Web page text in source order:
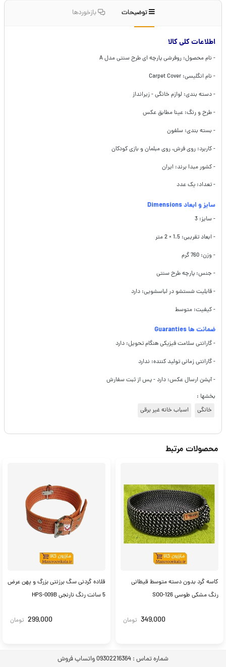
توضیحات بازخوردها
اطلاعات کلی کالا
- نام محصول: روفرشی پارچه ای طرح سنتی مدل A
- نام انگلیسی: Carpet Cover
- دسته بندی: لوازم خانگی - زیرانداز
- طرح و رنگ: عینا مطابق عکس
- بسته بندی: سلفون
- کاربرد: روی فرش، روی مبلمان و بازی کودکان
- کشور مبدا برند: ایران
- تعداد: یک عدد
سایز و ابعاد Dimensions
- سایز: 3
- ابعاد تقریبی: 1.5 × 2 متر
- وزن: 760 گرم
- جنس: پارچه طرح سنتی
- قابلیت شستشو در لباسشویی: دارد
- کیفیت: متوسط
ضمانت ها Guaranties
- گارانتی سلامت فیزیکی هنگام تحویل: دارد
- گارانتی زمانی تولید کننده: ندارد
- آپشن ارسال عکس: دارد - پس از ثبت سفارش
بخشها :
خانگی
اسباب خانه غیر برقی
محصولات مرتبط
کاسه گرد بدون دسته متوسط قیطانی
رنگ مشکی طوسی SOO-126
349,000 تومان
قلاده گردنی سگ برزنتی بزرگ و پهن عرض
5 سانت رنگ نارنجی HPS-009B
299,000 تومان
شماره تماس : 09302216364 واتساپ فروش